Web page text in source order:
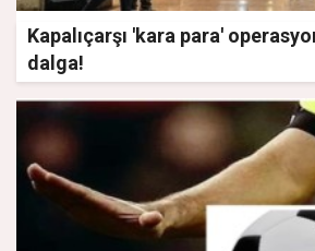
Kapalıçarşı 'kara para'
dalga!